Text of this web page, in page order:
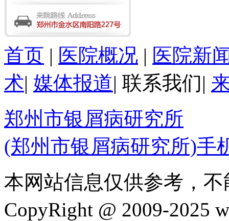
首页 | 医院概况 | 医院新
术| 媒体报道| 联系我们|
郑州市银屑病研究所
(郑州市银屑病研究所)手
本网站信息仅供参考，
CopyRight @ 2009-2025